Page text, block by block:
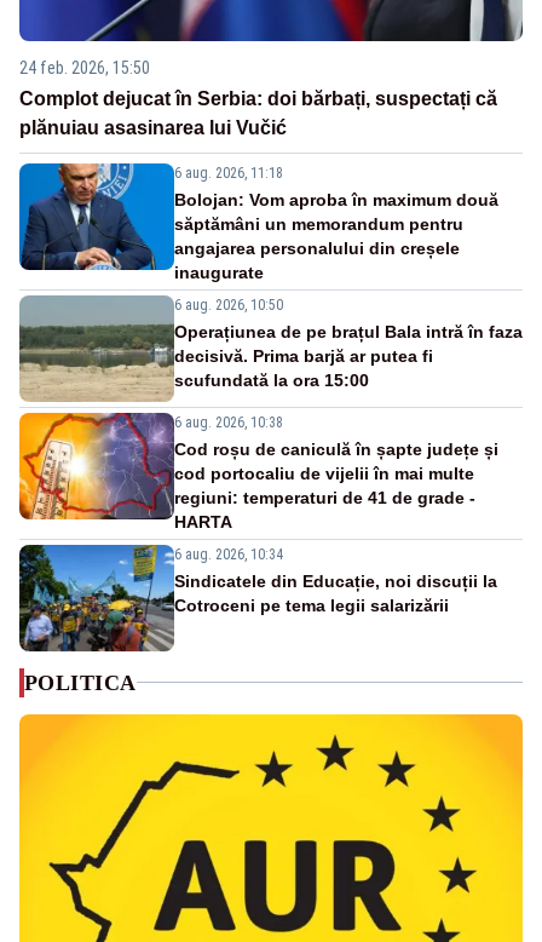
24 feb. 2026, 15:50
Complot dejucat în Serbia: doi bărbați, suspectați că
plănuiau asasinarea lui Vučić
6 aug. 2026, 11:18
Bolojan: Vom aproba în maximum două
săptămâni un memorandum pentru
angajarea personalului din creșele
inaugurate
6 aug. 2026, 10:50
Operațiunea de pe brațul Bala intră în faza
decisivă. Prima barjă ar putea fi
scufundată la ora 15:00
6 aug. 2026, 10:38
Cod roșu de caniculă în șapte județe și
cod portocaliu de vijelii în mai multe
regiuni: temperaturi de 41 de grade -
HARTA
6 aug. 2026, 10:34
Sindicatele din Educație, noi discuții la
Cotroceni pe tema legii salarizării
POLITICA